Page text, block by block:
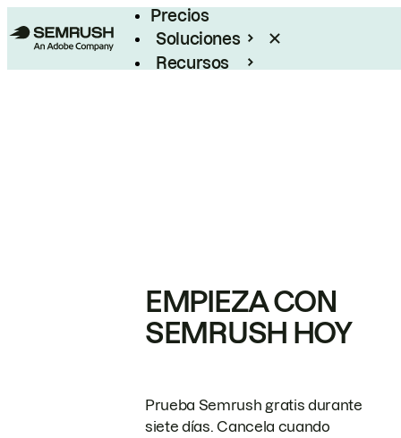
Precios
Soluciones
Recursos
EMPIEZA CON
SEMRUSH HOY
Prueba Semrush gratis durante
siete días. Cancela cuando